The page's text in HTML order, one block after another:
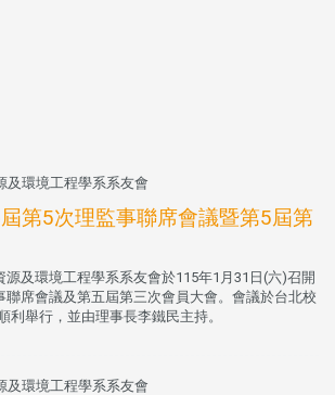
及環境工程學系系友會
第5次理監事聯席會議暨第5屆第
源及環境工程學系系友會於115年1月31日(六)召開
聯席會議及第五屆第三次會員大會。會議於台北校
利舉行，並由理事長李鐵民主持。
及環境工程學系系友會